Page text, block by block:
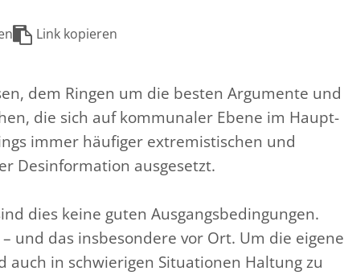
Link kopieren
dem Ringen um die besten Argumente und
die sich auf kommunaler Ebene im Haupt-
immer häufiger extremistischen und
Desinformation ausgesetzt.
dies keine guten Ausgangsbedingungen.
und das insbesondere vor Ort. Um die eigene
in schwierigen Situationen Haltung zu